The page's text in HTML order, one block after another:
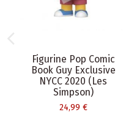
Figurine Pop Comic
Book Guy Exclusive
NYCC 2020 (Les
Simpson)
24,99 €